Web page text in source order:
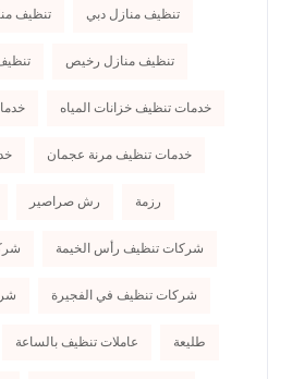
تنظيف منازل دبي تنظيف
تنظيف منازل رخيص
خدمات تنظيف خزانات المياه
خدمات تنظيف مرنة عجمان
رزمة رش صراصير
شركات تنظيف رأس الخيمة
شركات تنظيف في الفجيرة
طليعة عاملات تنظيف بالساعة